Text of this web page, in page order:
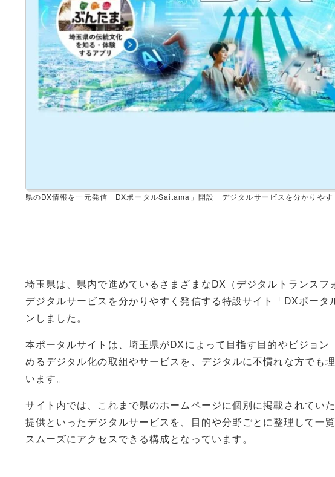
県のDX情報を一元発信「DXポータルSaitama」開設 デジタルサービスを分かりやす
埼玉県は、県内で進めているさまざまなDX（デジタルトランス
デジタルサービスを分かりやすく発信する特設サイト「DXポー
ンしました。
本ポータルサイトは、埼玉県がDXによって目指す目的やビジョ
めるデジタル化の取組やサービスを、デジタルに不慣れな方でも
います。
サイト内では、これまで県のホームページに個別に掲載されてい
提供といったデジタルサービスを、目的や分野ごとに整理して一
スムーズにアクセスできる構成となっています。